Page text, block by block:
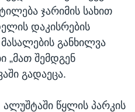
ჯარიმის სახით
დაკისრების
მასალების განხილვა
„მათ შემდგენ
გადაეცა.
წყლის პარკის